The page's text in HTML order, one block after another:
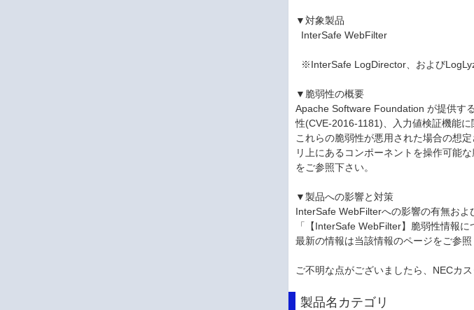
▼対象製品
InterSafe WebFilter
※InterSafe LogDirector、および
▼脆弱性の概要
Apache Software Foundation が提供す
性(CVE-2016-1181)、入力値検証機能
これらの脆弱性が悪用された場合の想
リ上にあるコンポーネントを操作可能
をご参照下さい。
▼製品への影響と対策
InterSafe WebFilterへの影響の有無お
「【InterSafe WebFilter】脆弱性情報
最新の情報は当該情報のページをご参照
ご不明な点がございましたら、NECカ
製品名カテゴリ